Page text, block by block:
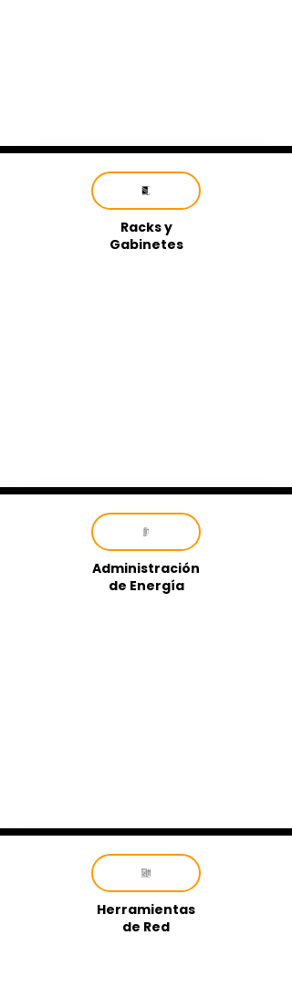
Racks y
Gabinetes
Administración
de Energía
Herramientas
de Red